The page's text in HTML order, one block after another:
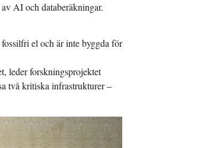
AI och databeräkningar.
el och är inte byggda för
leder forskningsprojektet
två kritiska infrastrukturer –